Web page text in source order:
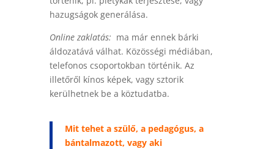
hazugságok generálása.
Online zaklatás: ma már ennek bárki
áldozatává válhat. Közösségi médiában,
telefonos csoportokban történik. Az
illetőről kínos képek, vagy sztorik
kerülhetnek be a köztudatba.
Mit tehet a szülő, a pedagógus, a
bántalmazott, vagy aki